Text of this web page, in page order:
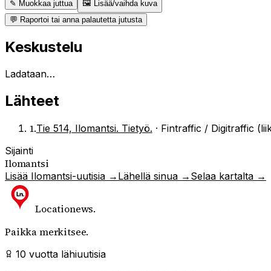
✎ Muokkaa juttua
🖼 Lisää/vaihda kuva
💬 Raportoi tai anna palautetta jutusta
Keskustelu
Ladataan…
Lähteet
1.Tie 514, Ilomantsi. Tietyö. · Fintraffic / Digitraffic
Sijainti
Ilomantsi
Lisää Ilomantsi-uutisia → Lähellä sinua → Selaa kartalta →
Locationews.
Paikka merkitsee.
10 vuotta lähiuutisia